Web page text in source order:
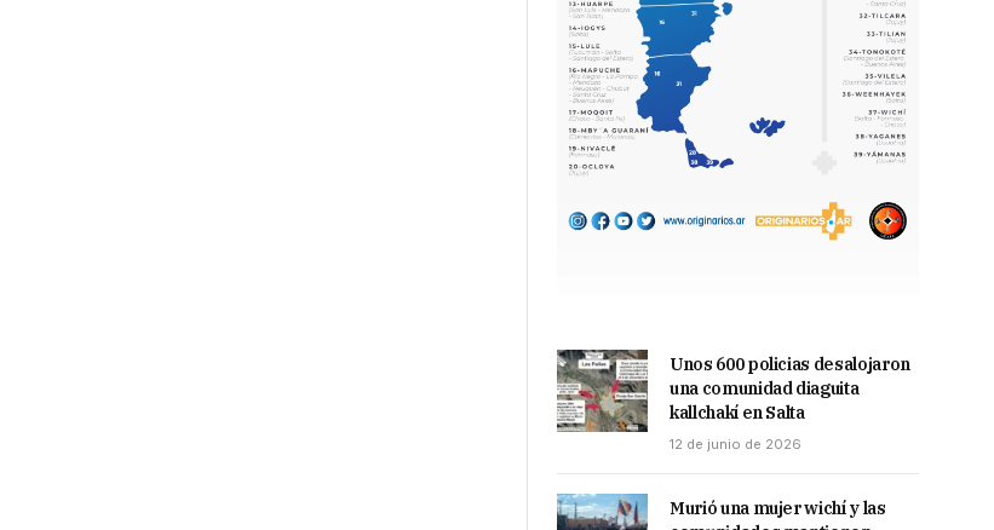
Unos 600 policias desalojaron
una comunidad diaguita
kallchakí en Salta
12 de junio de 2026
Murió una mujer wichí y las